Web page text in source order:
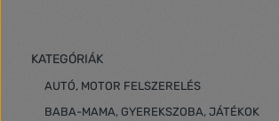
KATEGÓRIÁK
AUTÓ, MOTOR FELSZERELÉS
BABA-MAMA, GYEREKSZOBA, JÁTÉKOK